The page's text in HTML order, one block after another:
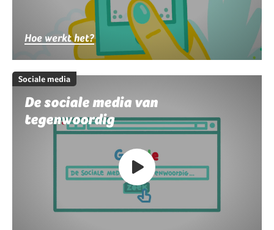
Hoe werkt het?
Sociale media
De sociale media van
tegenwoordig